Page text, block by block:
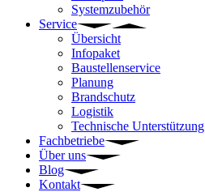
Systemzubehör
Service
Übersicht
Infopaket
Baustellenservice
Planung
Brandschutz
Logistik
Technische Unterstützung
Fachbetriebe
Über uns
Blog
Kontakt